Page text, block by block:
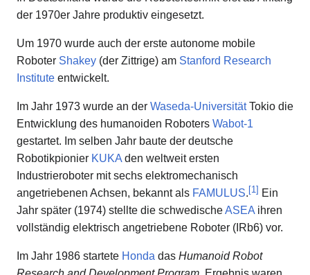
der 1970er Jahre produktiv eingesetzt.
Um 1970 wurde auch der erste autonome mobile
Roboter Shakey (der Zittrige) am Stanford Research
Institute entwickelt.
Im Jahr 1973 wurde an der Waseda-UniversitätTokio die
Entwicklung des humanoiden Roboters Wabot-1
gestartet. Im selben Jahr baute der deutsche
Robotikpionier KUKA den weltweit ersten
Industrieroboter mit sechs elektromechanisch
angetriebenen Achsen, bekannt als FAMULUS. [1 ] Ein
Jahr später (1974) stellte die schwedischeASEA ihren
vollständig elektrisch angetriebene Roboter (IRb6) vor.
Im Jahr 1986 startete Honda das Humanoid Robot